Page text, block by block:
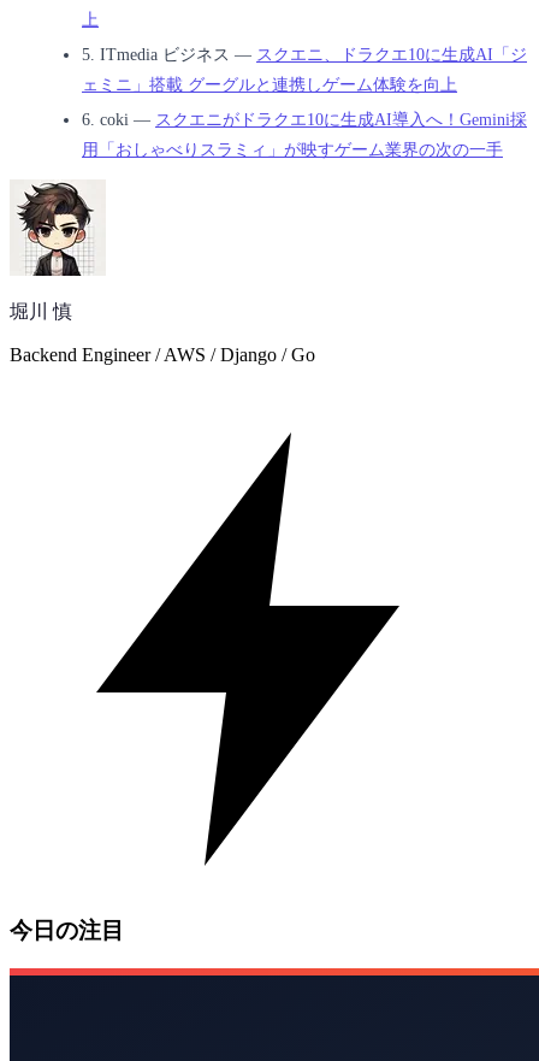
上
5. ITmedia ビジネス ― スクエニ、ドラクエ10に生成AI「ジ
ェミニ」搭載 グーグルと連携しゲーム体験を向上
6. coki ― スクエニがドラクエ10に生成AI導入へ！Gemini採
用「おしゃべりスラミィ」が映すゲーム業界の次の一手
堀川 慎
Backend Engineer / AWS / Django / Go
今日の注目